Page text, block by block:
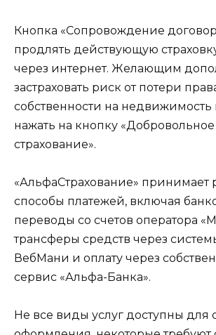
Кнопка «Сопровождение
продлять действующую
через интернет. Желающим
застраховать риск от потери
собственности на
нажать на кнопку «Добровольное
страхование».
«АльфаСтрахование» принимает
способы платежей, включая
переводы со счетов оператора
трансферы средств через
ВебМани и оплату через
сервис «Альфа-Банка».
Не все виды услуг доступны для